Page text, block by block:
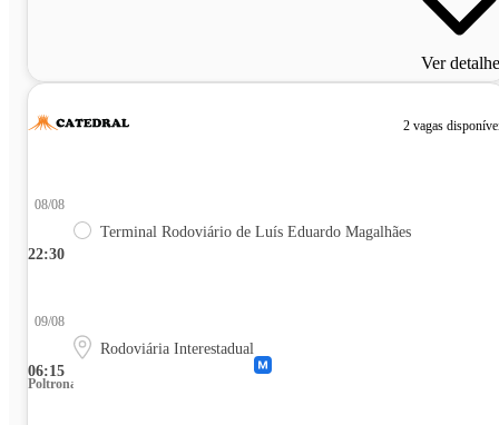
Ver
2 vagas
22:30
08/08
Terminal Rodoviário de Luís Eduardo Magalhães
06:15
09/08
Rodoviária Interestadual
Poltrona